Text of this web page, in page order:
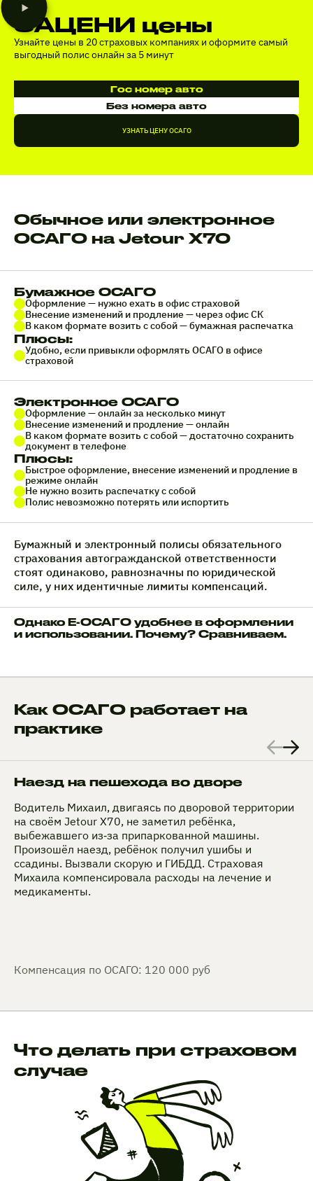
ЗАЦЕНИ цены
Узнайте цены в 20 страховых компаниях и оформите самый
выгодный полис онлайн за 5 минут
Гос номер авто
Без номера авто
УЗНАТЬ ЦЕНУ ОСАГО
Обычное или электронное
ОСАГО на Jetour X70
Бумажное ОСАГО
Оформление — нужно ехать в офис страховой
Внесение изменений и продление — через офис СК
В каком формате возить с собой — бумажная распечатка
Плюсы:
Удобно, если привыкли оформлять ОСАГО в офисе
страховой
Электронное ОСАГО
Оформление — онлайн за несколько минут
Внесение изменений и продление — онлайн
В каком формате возить с собой — достаточно сохранить
документ в телефоне
Плюсы:
Быстрое оформление, внесение изменений и продление в
режиме онлайн
Не нужно возить распечатку с собой
Полис невозможно потерять или испортить
Бумажный и электронный полисы обязательного
страхования автогражданской ответственности
стоят одинаково, равнозначны по юридической
силе, у них идентичные лимиты компенсаций.
Однако Е-ОСАГО удобнее в оформлении
и использовании. Почему? Сравниваем.
Как ОСАГО работает на
практике
Наезд на пешехода во дворе
Водитель Михаил, двигаясь по дворовой территории
на своём Jetour X70, не заметил ребёнка,
выбежавшего из‑за припаркованной машины.
Произошёл наезд, ребёнок получил ушибы и
ссадины. Вызвали скорую и ГИБДД. Страховая
Михаила компенсировала расходы на лечение и
медикаменты.
Компенсация по ОСАГО: 120 000 руб
Что делать при страховом
случае